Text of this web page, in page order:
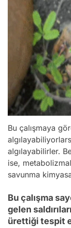
Bu çalışmaya
algılayabilirler.
ise,
savunma
Bu çalışma
gelen
ürettiği tespit